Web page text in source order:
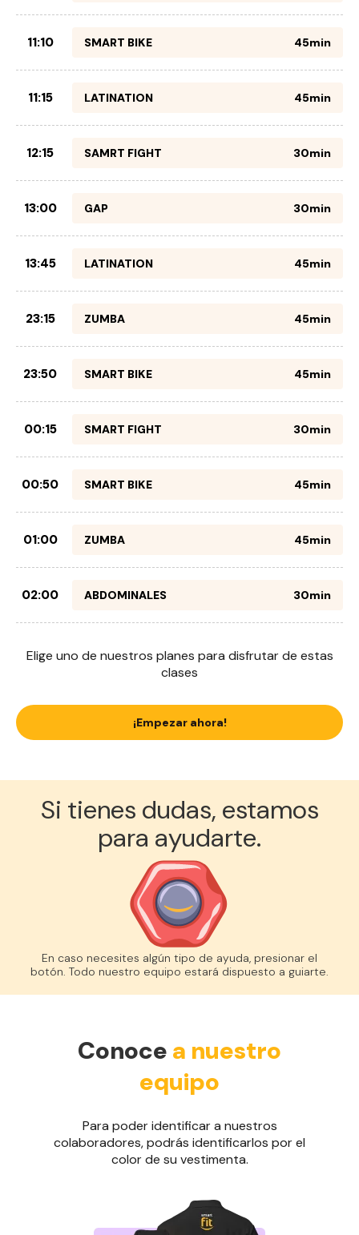
11:10 SMART BIKE 45min
11:15 LATINATION 45min
12:15 SAMRT FIGHT 30min
13:00 GAP 30min
13:45 LATINATION 45min
23:15 ZUMBA 45min
23:50 SMART BIKE 45min
00:15 SMART FIGHT 30min
00:50 SMART BIKE 45min
01:00 ZUMBA 45min
02:00 ABDOMINALES 30min
Elige uno de nuestros planes para disfrutar de estas
clases
¡Empezar ahora!
Si tienes dudas, estamos
para ayudarte.
En caso necesites algún tipo de ayuda, presionar el
botón. Todo nuestro equipo estará dispuesto a guiarte.
Conoce a nuestro
equipo
Para poder identificar a nuestros
colaboradores, podrás identificarlos por el
color de su vestimenta.